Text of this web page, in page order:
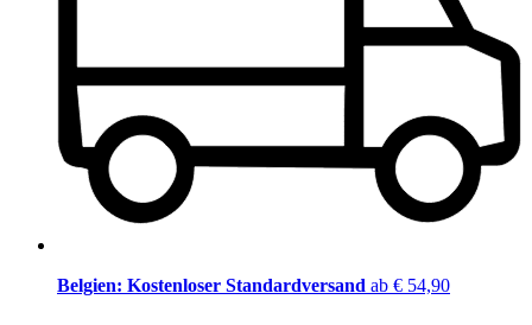
Belgien: Kostenloser Standardversand ab € 54,90